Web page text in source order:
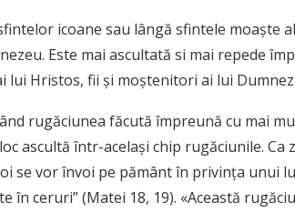
icoane sau lângă sfintele moaşte
Este mai ascultată si mai repede
lui Hristos, fii şi moştenitori ai lui
rugăciunea făcută împreună cu mai
ascultă într-acelaşi chip rugăciunile. Ca
se vor învoi pe pământ în privinţa unui
în ceruri” (Matei 18, 19). «Această